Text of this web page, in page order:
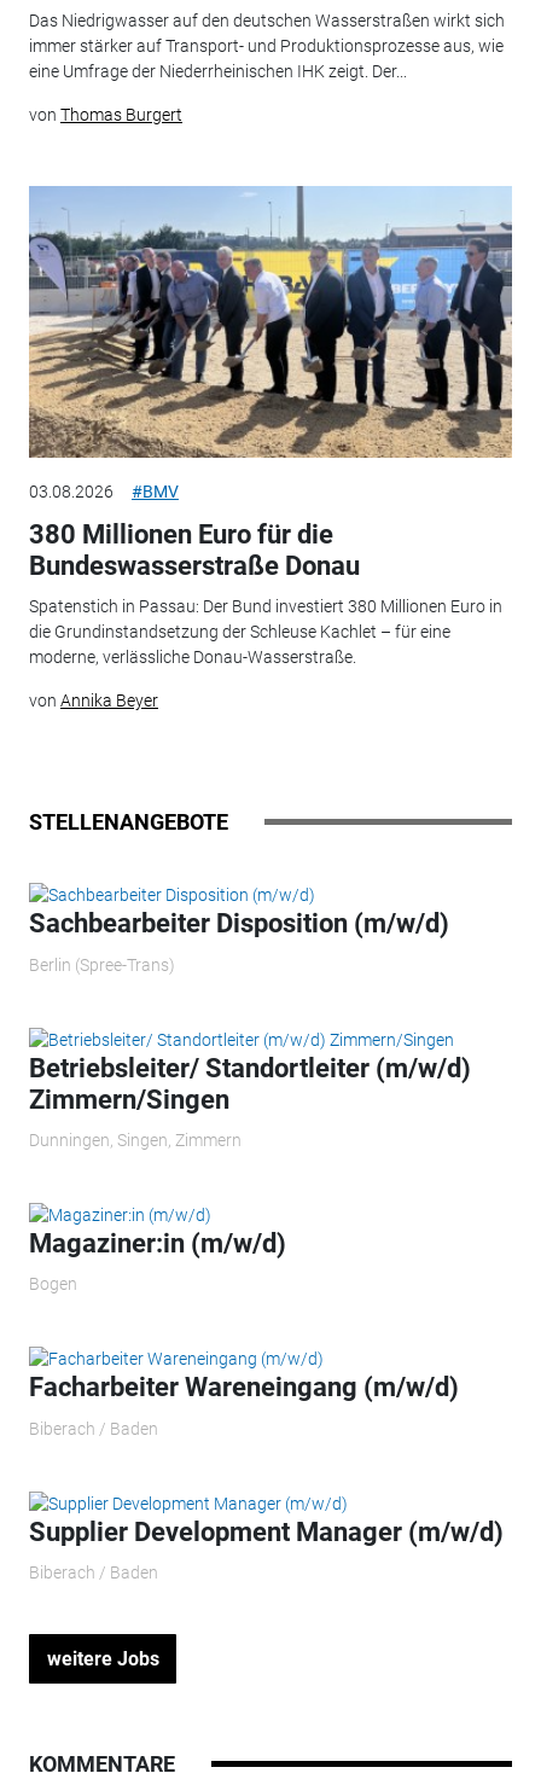
Das Niedrigwasser auf den deutschen Wasserstraßen wirkt sich
immer stärker auf Transport- und Produktionsprozesse aus, wie
eine Umfrage der Niederrheinischen IHK zeigt. Der...
von Thomas Burgert
03.08.2026 #BMV
380 Millionen Euro für die
Bundeswasserstraße Donau
Spatenstich in Passau: Der Bund investiert 380 Millionen Euro in
die Grundinstandsetzung der Schleuse Kachlet – für eine
moderne, verlässliche Donau-Wasserstraße.
von Annika Beyer
STELLENANGEBOTE
Sachbearbeiter Disposition (m/w/d)
Berlin (Spree-Trans)
Betriebsleiter/ Standortleiter (m/w/d)
Zimmern/Singen
Dunningen, Singen, Zimmern
Magaziner:in (m/w/d)
Bogen
Facharbeiter Wareneingang (m/w/d)
Biberach / Baden
Supplier Development Manager (m/w/d)
Biberach / Baden
weitere Jobs
KOMMENTARE